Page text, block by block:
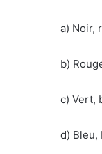
a) Noir,
b)
c) Vert,
d) Bleu,